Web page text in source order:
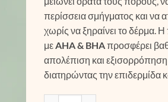
περίσσεια σμήγματος και να
χωρίς να ξηραίνει το δέρμα.
μεAHA & BHAπροσφέρει
απολέπιση και εξισορρόπηση
διατηρώντας την επιδερμίδα